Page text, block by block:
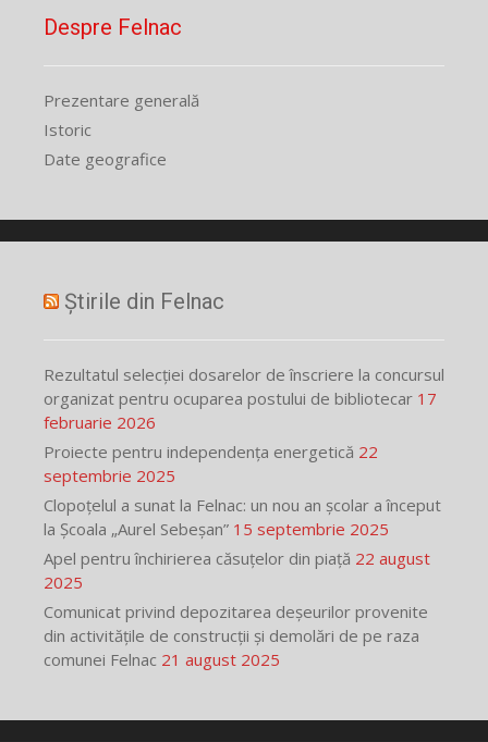
Despre Felnac
Prezentare generală
Istoric
Date geografice
Știrile din Felnac
Rezultatul selecției dosarelor de înscriere la concursul
organizat pentru ocuparea postului de bibliotecar 17
februarie 2026
Proiecte pentru independența energetică 22
septembrie 2025
Clopoțelul a sunat la Felnac: un nou an școlar a început
la Școala „Aurel Sebeșan” 15 septembrie 2025
Apel pentru închirierea căsuțelor din piață 22 august
2025
Comunicat privind depozitarea deșeurilor provenite
din activitățile de construcții și demolări de pe raza
comunei Felnac 21 august 2025